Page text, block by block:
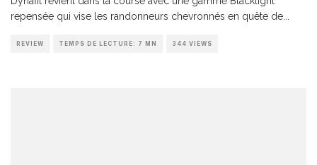
repensée qui vise les randonneurs chevronnés en quête de
REVIEW TEMPS DE LECTURE: 7 MN 344 VIEWS